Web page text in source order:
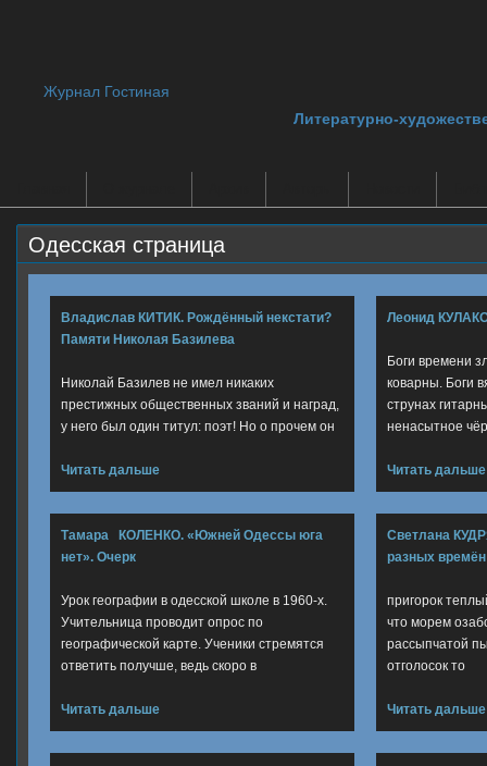
Журнал Гостиная
Литературно-
Одесская страница
Владислав КИТИК. Рождённый некстати?
Памяти Николая Базилева
Николай Базилев не имел никаких
престижных общественных званий и наград,
у него был один титул: поэт! Но о прочем он
Читать дальше
Леонид
Боги времени
коварны. Боги
струнах
ненасытное
Читать дальше
Тамара КОЛЕНКО. «Южней Одессы юга
нет». Очерк
Урок географии в одесской школе в 1960-х.
Учительница проводит опрос по
географической карте. Ученики стремятся
ответить получше, ведь скоро в
Читать дальше
Светлана
разных времён
пригорок
что морем
рассыпчатой
отголосок то
Читать дальше